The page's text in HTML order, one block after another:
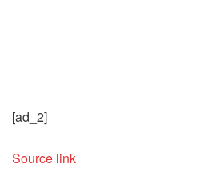
[ad_2]
Source link